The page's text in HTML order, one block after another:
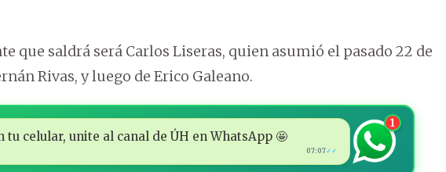
que saldrá será Carlos Liseras, quien asumió el pasado 22 de
Rivas, y luego de Erico Galeano.
tu celular, unite al canal de ÚH en WhatsApp 🤩
07:07✓✓
1